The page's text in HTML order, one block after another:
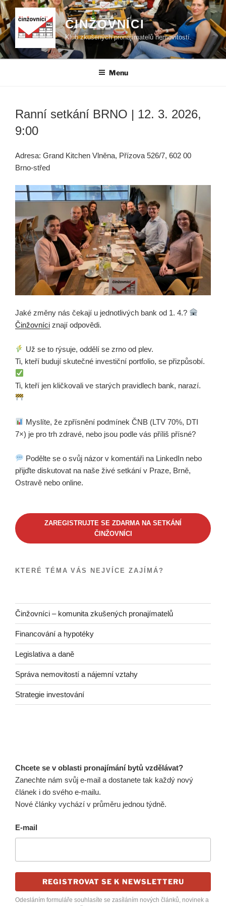
Přejít
k
obsahu
webu
ČINŽOVNÍCI
Klub zkušených pronajímatelů nemovitostí.
Menu
Ranní setkání BRNO | 12. 3. 2026,
9:00
Adresa: Grand Kitchen Vlněna, Přízova 526/7, 602 00
Brno-střed
Jaké změny nás čekají u jednotlivých bank od 1. 4.?
Činžovníci znají odpovědi.
Už se to rýsuje, oddělí se zrno od plev.
Ti, kteří budují skutečné investiční portfolio, se přizpůsobí.
Ti, kteří jen kličkovali ve starých pravidlech bank, narazí.
Myslíte, že zpřísnění podmínek ČNB (LTV 70%, DTI
7×) je pro trh zdravé, nebo jsou podle vás příliš přísné?
Podělte se o svůj názor v komentáři na LinkedIn nebo
přijďte diskutovat na naše živé setkání v Praze, Brně,
Ostravě nebo online.
ZAREGISTRUJTE SE ZDARMA NA SETKÁNÍ
ČINŽOVNÍCI
KTERÉ TÉMA VÁS NEJVÍCE ZAJÍMÁ?
Činžovníci – komunita zkušených pronajímatelů
Financování a hypotéky
Legislativa a daně
Správa nemovitostí a nájemní vztahy
Strategie investování
Chcete se v oblasti pronajímání bytů vzdělávat?
Zanechte nám svůj e-mail a dostanete tak každý nový
článek i do svého e-mailu.
Nové články vychází v průměru jednou týdně.
E-mail
REGISTROVAT SE K NEWSLETTERU
Odesláním formuláře souhlasíte se zasíláním nových článků, novinek a